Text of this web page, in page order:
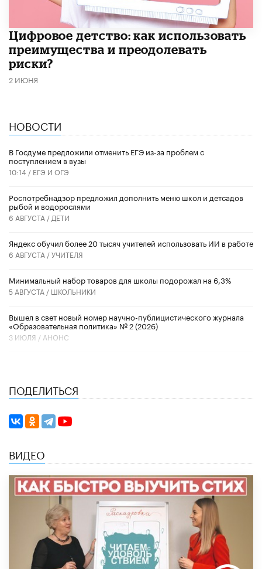
​Цифровое детство: как использовать
преимущества и преодолевать
риски?
2 ИЮНЯ
НОВОСТИ
В Госдуме предложили отменить ЕГЭ из-за проблем с
поступлением в вузы
10:14 / ЕГЭ И ОГЭ
Роспотребнадзор предложил дополнить меню школ и детсадов
рыбой и водорослями
6 АВГУСТА / ДЕТИ
​Яндекс обучил более 20 тысяч учителей использовать ИИ в работе
6 АВГУСТА /УЧИТЕЛЯ
Минимальный набор товаров для школы подорожал на 6,3%
5 АВГУСТА / ШКОЛЬНИКИ
Вышел в свет новый номер научно-публицистического журнала
«Образовательная политика» № 2 (2026)
3 ИЮЛЯ / АНОНС
ПОДЕЛИТЬСЯ
ВИДЕО